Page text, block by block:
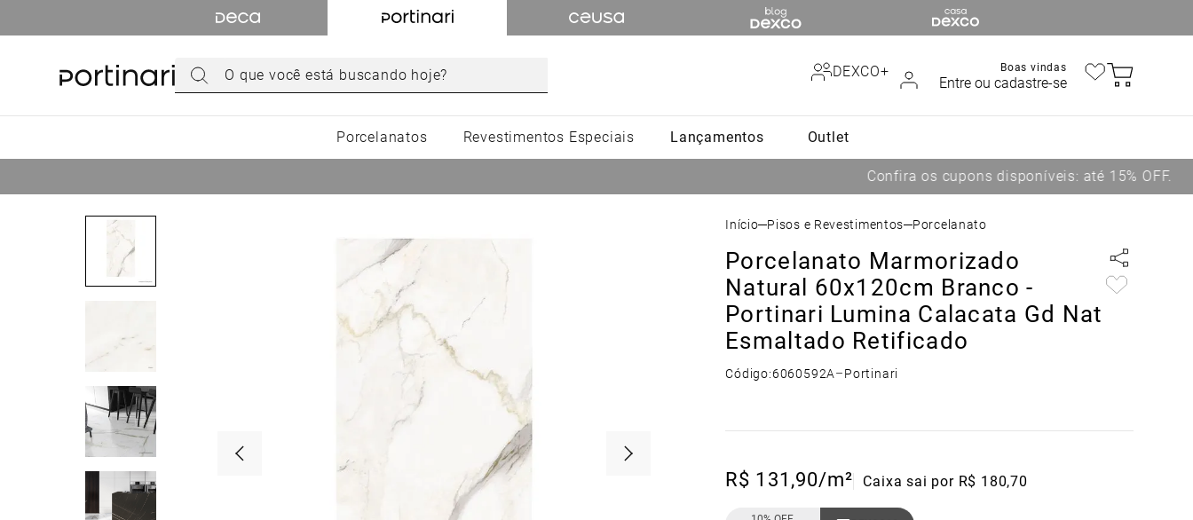
O que você está buscando hoje? DEXCO+ Boas vindas
Entre ou cadastre-se
Porcelanatos Revestimentos Especiais Lançamentos Outlet
Pisos e Revestimentos Porcelanato
Porcelanato Marmorizado
Natural 60x120cm Branco -
Portinari Lumina Calacata Gd Nat
Esmaltado Retificado
Código:6060592A–Portinari
R$ 131 ,90/m² Caixa sai por R$ 180,70
cuba